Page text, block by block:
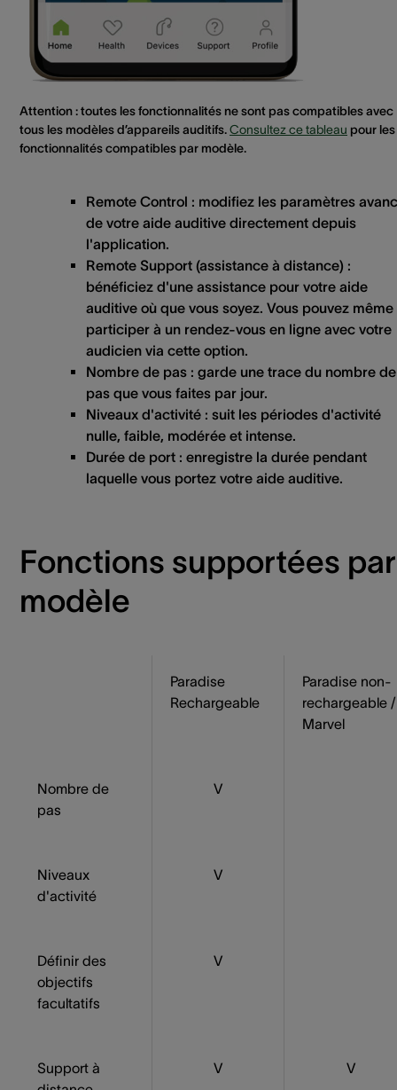
Attention: toutes les fonctionnalités ne sont pas compatibles avec
tous les modèles d’appareils auditifs.Consultez ce tableau pour les
fonctionnalités compatibles par modèle.
Remote Control : modifiez les paramètres
de votre aide auditive directement depuis
l'application.
Remote Support (assistance à distance) :
bénéficiez d'une assistance pour votre aide
auditive où que vous soyez. Vous pouvez même
participer à un rendez-vous en ligne avec votre
audicien via cette option.
Nombre de pas : garde une trace du nombre de
pas que vous faites par jour.
Niveaux d'activité : suit les périodes d'activité
nulle, faible, modérée et intense.
Durée de port : enregistre la durée pendant
laquelle vous portez votre aide auditive.
Fonctions supportées par
modèle
Paradise
Rechargeable
Paradise non-
rechargeable /
Marvel
Nombre de
pas
V
Niveaux
d'activité
V
Définir des
objectifs
facultatifs
V
Support à
V V